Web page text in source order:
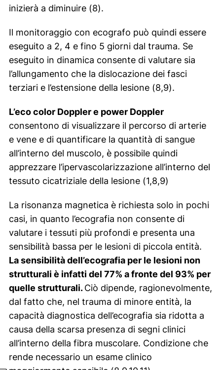
inizierà a diminuire (8).
Il monitoraggio con ecografo può quindi essere
eseguito a 2, 4 e fino 5 giorni dal trauma. Se
eseguito in dinamica consente di valutare sia
l’allungamento che la dislocazione dei fasci
terziari e l’estensione della lesione (8,9).
L’eco color Doppler e power Doppler
consentono di visualizzare il percorso di arterie
e vene e di quantificare la quantità di sangue
all’interno del muscolo, è possibile quindi
apprezzare l’ipervascolarizzazione all’interno del
tessuto cicatriziale della lesione (1,8,9)
La risonanza magnetica è richiesta solo in pochi
casi, in quanto l’ecografia non consente di
valutare i tessuti più profondi e presenta una
sensibilità bassa per le lesioni di piccola entità.
La sensibilità dell’ecografia per le lesioni non
strutturali è infatti del 77% a fronte del 93% per
quelle strutturali.Ciò dipende, ragionevolmente,
dal fatto che, nel trauma di minore entità, la
capacità diagnostica dell’ecografia sia ridotta a
causa della scarsa presenza di segni clinici
all’interno della fibra muscolare. Condizione che
rende necessario un esame clinico